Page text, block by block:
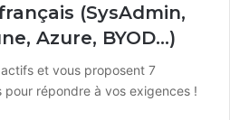
(SysAdmin,
Azure, BYOD…)
et vous proposent 7
répondre à vos exigences !